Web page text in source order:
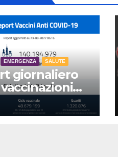
EMERGENZA SALUTE
giornaliero
2022